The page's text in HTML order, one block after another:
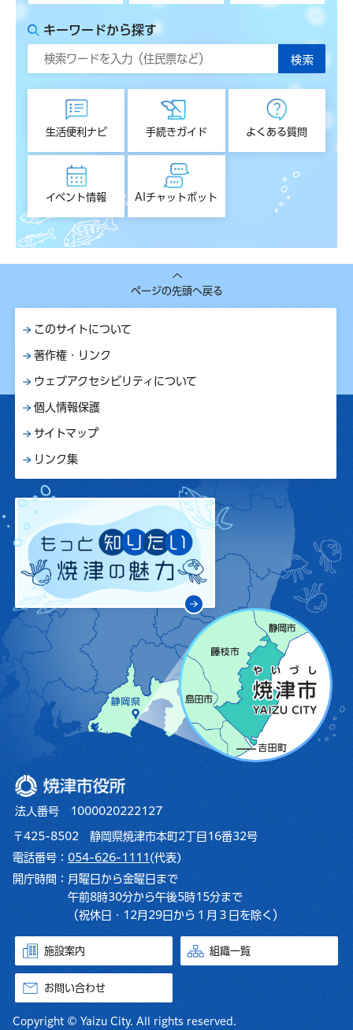
キーワードから探す
生活便利ナビ 手続きガイド よくある質問
イベント情報 AIチャットボット
ページの先頭へ戻る
このサイトについて
著作権・リンク
ウェブアクセシビリティについて
個人情報保護
サイトマップ
リンク集
焼津市役所
法人番号 1000020222127
〒425-8502 静岡県焼津市本町2丁目16番32号
電話番号： 054-626-1111 (代表)
開庁時間： 月曜日から金曜日まで
午前8時30分から午後5時15分まで
（祝休日・12月29日から１月３日を除く）
施設案内 組織一覧
お問い合わせ
Copyright © Yaizu City. All rights reserved.